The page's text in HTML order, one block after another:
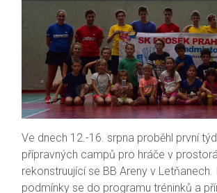
Ve dnech 12.-16. srpna proběhl první
přípravných campů pro hráče v
rekonstruující se BB Areny v
podmínky se do programu tréninků a